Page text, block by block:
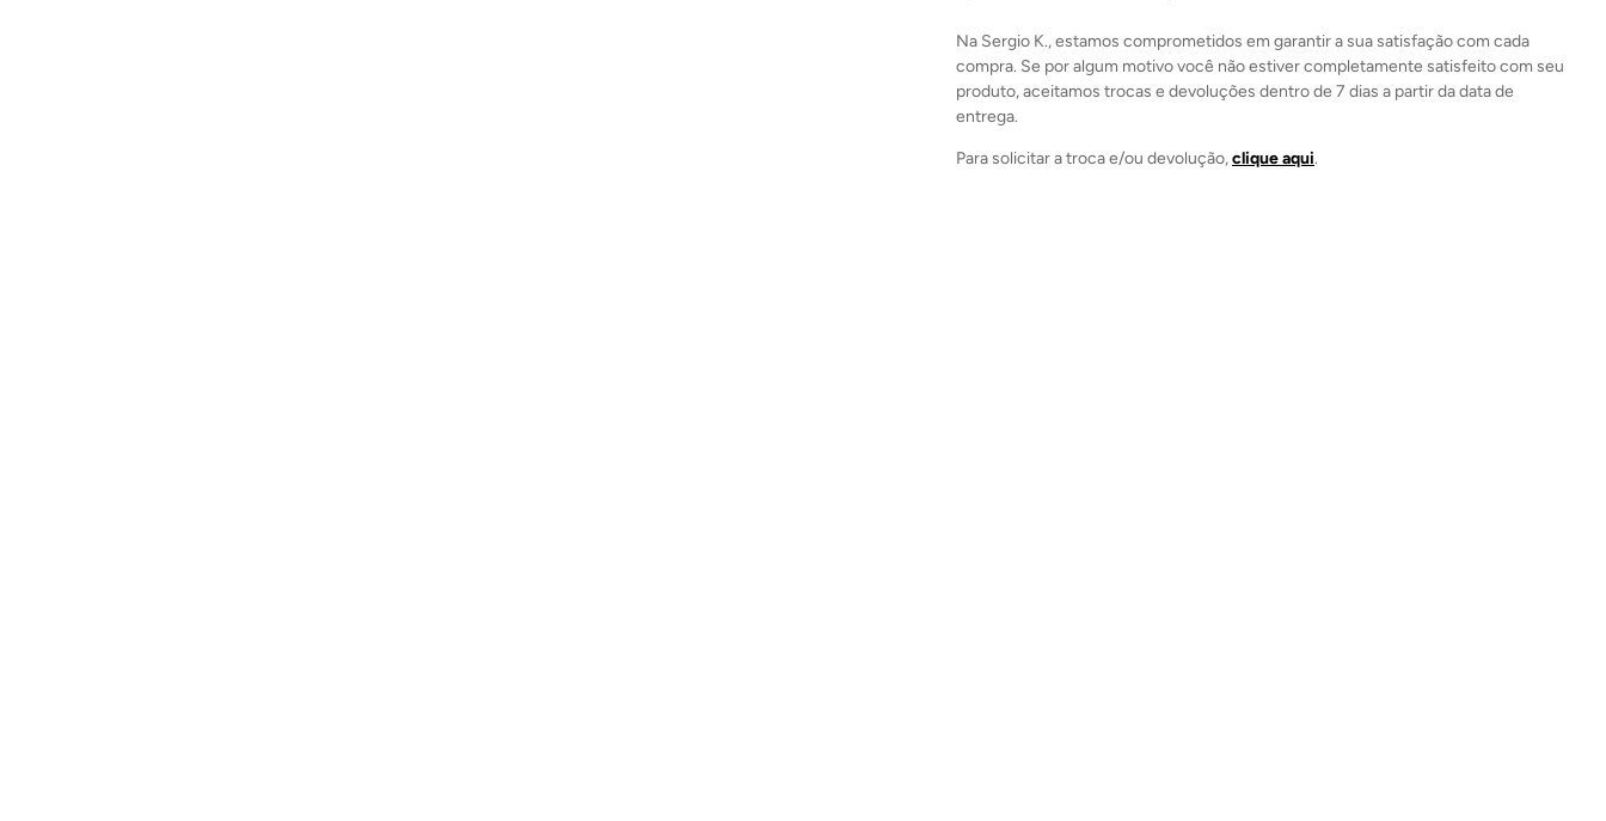
Na Sergio K., estamos comprometidos em garantir a sua satisfação com cada
compra. Se por algum motivo você não estiver completamente satisfeito com seu
produto, aceitamos trocas e devoluções dentro de 7 dias a partir da data de
entrega.
Para solicitar a troca e/ou devolução,clique aqui.